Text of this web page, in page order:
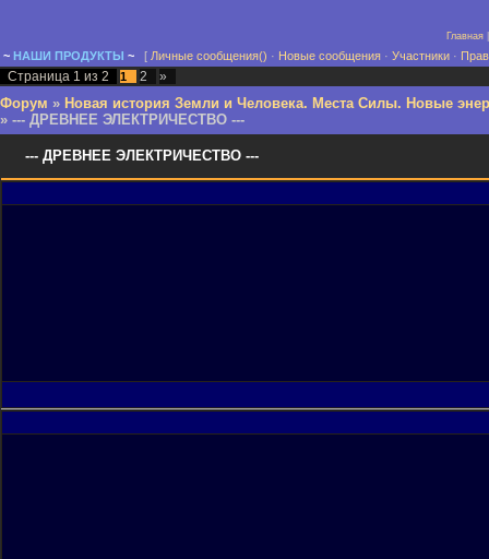
Главная
~ НАШИ ПРОДУКТЫ ~ [ Личные сообщения() · Новые сообщения · Участники ·
Страница 1 из 2 1 2 »
Форум » Новая история Земли и Человека. Места Силы. Новые
» --- ДРЕВНЕЕ ЭЛЕКТРИЧЕСТВО ---
--- ДРЕВНЕЕ ЭЛЕКТРИЧЕСТВО ---